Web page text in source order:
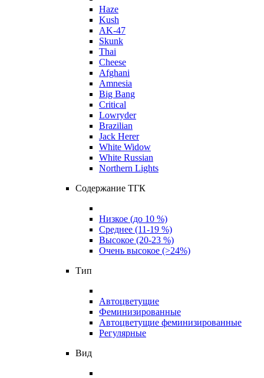
Haze
Kush
AK-47
Skunk
Thai
Cheese
Afghani
Amnesia
Big Bang
Critical
Lowryder
Brazilian
Jack Herer
White Widow
White Russian
Northern Lights
Содержание ТГК
Низкое (до 10 %)
Среднее (11-19 %)
Высокое (20-23 %)
Очень высокое (>24%)
Тип
Автоцветущие
Феминизированные
Автоцветущие феминизированные
Регулярные
Вид